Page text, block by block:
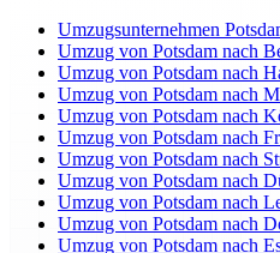
Umzugsunternehmen
Umzug von Potsdam nach
Umzug von Potsdam nach
Umzug von Potsdam nach
Umzug von Potsdam nach
Umzug von Potsdam nach
Umzug von Potsdam nach
Umzug von Potsdam nach
Umzug von Potsdam nach
Umzug von Potsdam nach
Umzug von Potsdam nach